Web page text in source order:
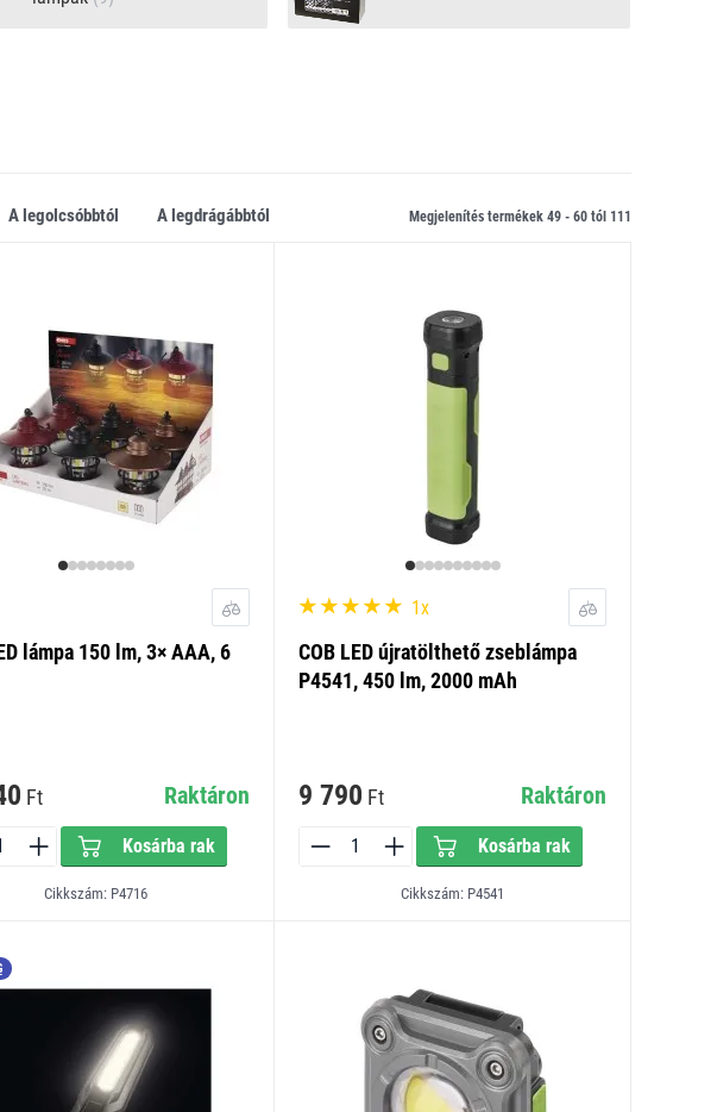
a legolcsóbbtól a legdrágábbtól Megjelenítés termékek 49 - 60 tól 111
lámpa 150 lm, 3× AAA, 6
Ft Raktáron
Kosárba rak
Cikkszám: P4716
1x
COB LED újratölthető zseblámpa
P4541, 450 lm, 2000 mAh
9 790 Ft Raktáron
Kosárba rak
Cikkszám: P4541